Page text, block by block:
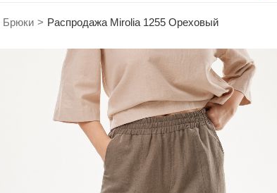
Брюки > Распродажа Mirolia 1255 Ореховый